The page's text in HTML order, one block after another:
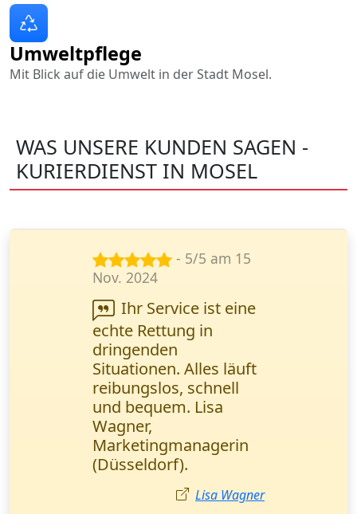
Umweltpflege
Mit Blick auf die Umwelt in der Stadt Mosel.
WAS UNSERE KUNDEN SAGEN -
KURIERDIENST IN MOSEL
- 5/5 am 29
Sept. 2024
Sehr zuverlässiger
Service! Meine
vertraulichen
Dokumente wurden
noch am selben Tag
zugestellt. Das Online-
Tracking gibt
zusätzliche Sicherheit.
Sehr empfehlenswert!
Anna Schneider,
Rechtsanwältin Berlin.